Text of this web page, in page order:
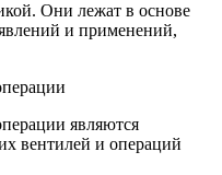
Они лежат в основе
и применений,
являются
вентилей и операций